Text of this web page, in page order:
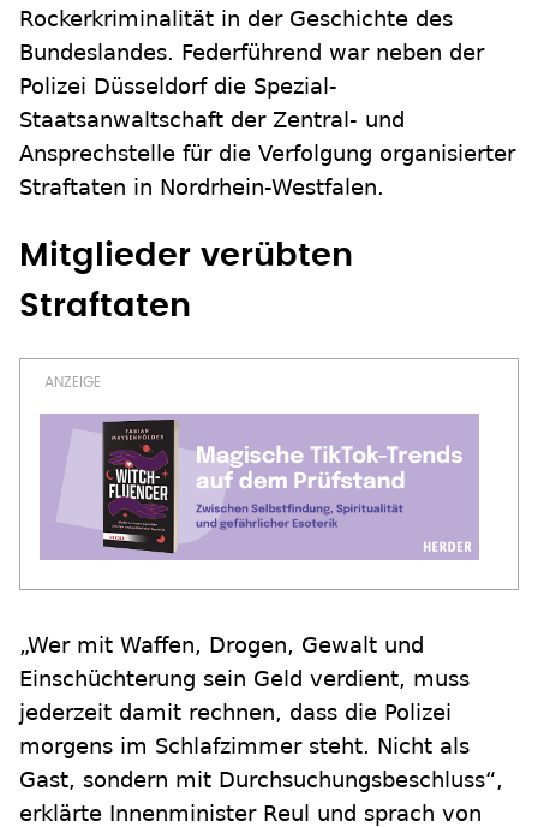
Rockerkriminalität in der Geschichte des
Bundeslandes. Federführend war neben der
Polizei Düsseldorf die Spezial-
Staatsanwaltschaft der Zentral- und
Ansprechstelle für die Verfolgung organisierter
Straftaten in Nordrhein-Westfalen.
Mitglieder verübten
Straftaten
„Wer mit Waffen, Drogen, Gewalt und
Einschüchterung sein Geld verdient, muss
jederzeit damit rechnen, dass die Polizei
morgens im Schlafzimmer steht. Nicht als
Gast, sondern mit Durchsuchungsbeschluss“,
erklärte Innenminister Reul und sprach von